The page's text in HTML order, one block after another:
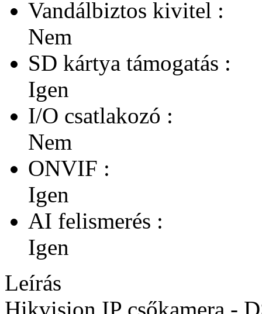
Vandálbiztos kivitel :
Nem
SD kártya támogatás :
Igen
I/O csatlakozó :
Nem
ONVIF :
Igen
AI felismerés :
Igen
Leírás
Hikvision IP csőkamera -